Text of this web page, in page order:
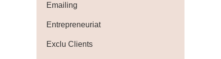
Emailing
Entrepreneuriat
Exclu Clients